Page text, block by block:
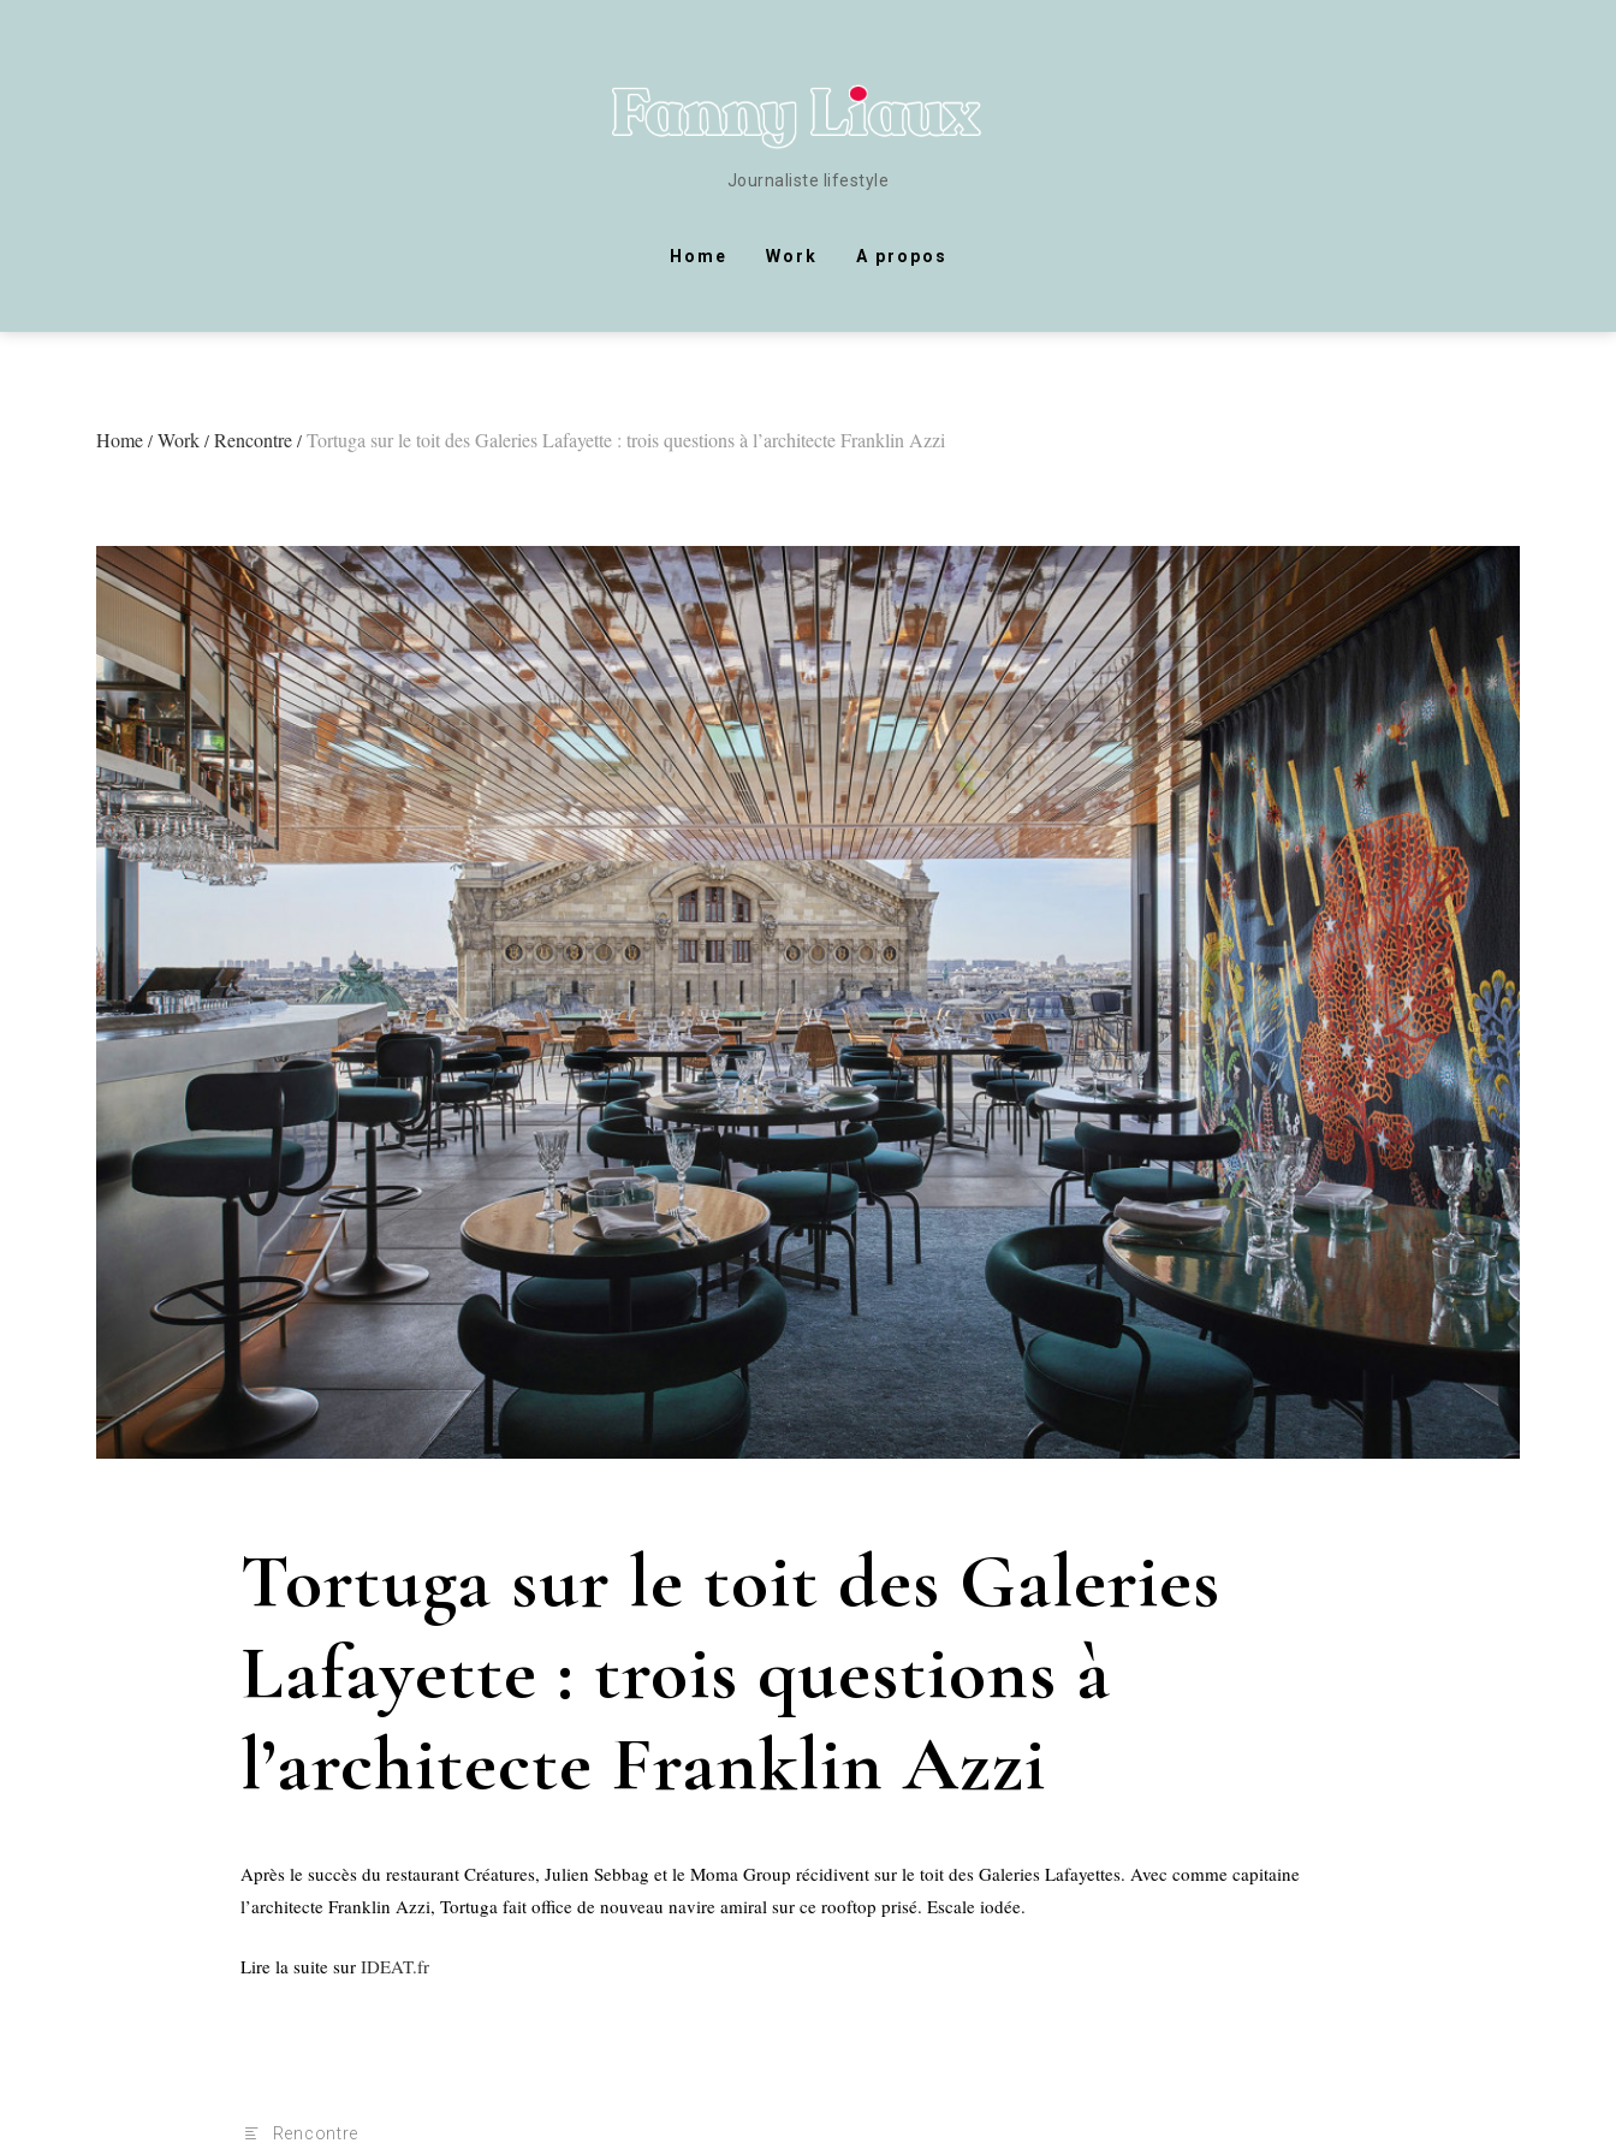
Journaliste lifestyle
Home Work A propos
Home / Work / Rencontre / Tortuga sur le toit des Galeries Lafayette : trois questions à l’architecte Franklin Azzi
Tortuga sur le toit des Galeries
Lafayette : trois questions à
l’architecte Franklin Azzi
Après le succès du restaurant Créatures, Julien Sebbag et le Moma Group récidivent sur le toit des Galeries Lafayettes. Avec comme capitaine
l’architecte Franklin Azzi, Tortuga fait office de nouveau navire amiral sur ce rooftop prisé. Escale iodée.
Lire la suite sur IDEAT.fr
Rencontre